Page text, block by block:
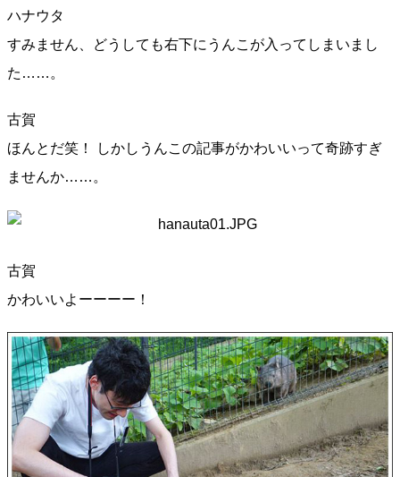
ハナウタ
すみません、どうしても右下にうんこが入ってしまいまし
た……。
古賀
ほんとだ笑！ しかしうんこの記事がかわいいって奇跡すぎ
ませんか……。
古賀
かわいいよーーーー！